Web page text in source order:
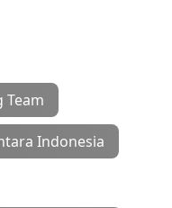
Team
Indonesia